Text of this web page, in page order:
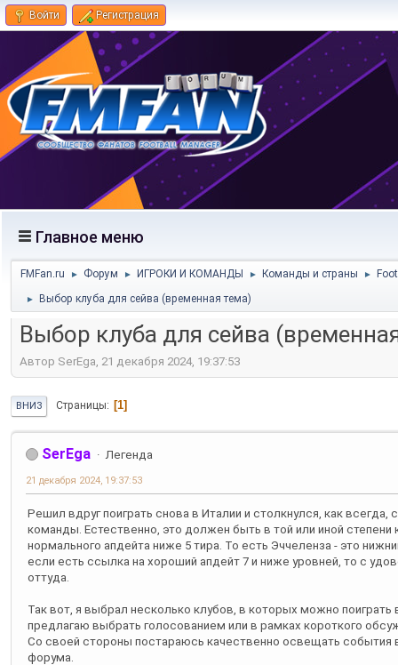
Войти Регистрация
Главное меню
FMFan.ru ► Форум ► ИГРОКИ И КОМАНДЫ ► Команды и страны ►
► Выбор клуба для сейва (временная тема)
Выбор клуба для сейва
Автор SerEga, 21 декабря 2024, 19:37:53
ВНИЗ Страницы 1
SerEga Легенда
21 декабря 2024, 19:37:53
Решил вдруг поиграть снова в Италии и столкнулся, как
команды. Естественно, это должен быть в той или иной
нормального апдейта ниже 5 тира. То есть Эччеленза - это
если есть ссылка на хороший апдейт 7 и ниже уровней, то с
оттуда.
Так вот, я выбрал несколько клубов, в которых можно
предлагаю выбрать голосованием или в рамках короткого
Со своей стороны постараюсь качественно освещать
форума.